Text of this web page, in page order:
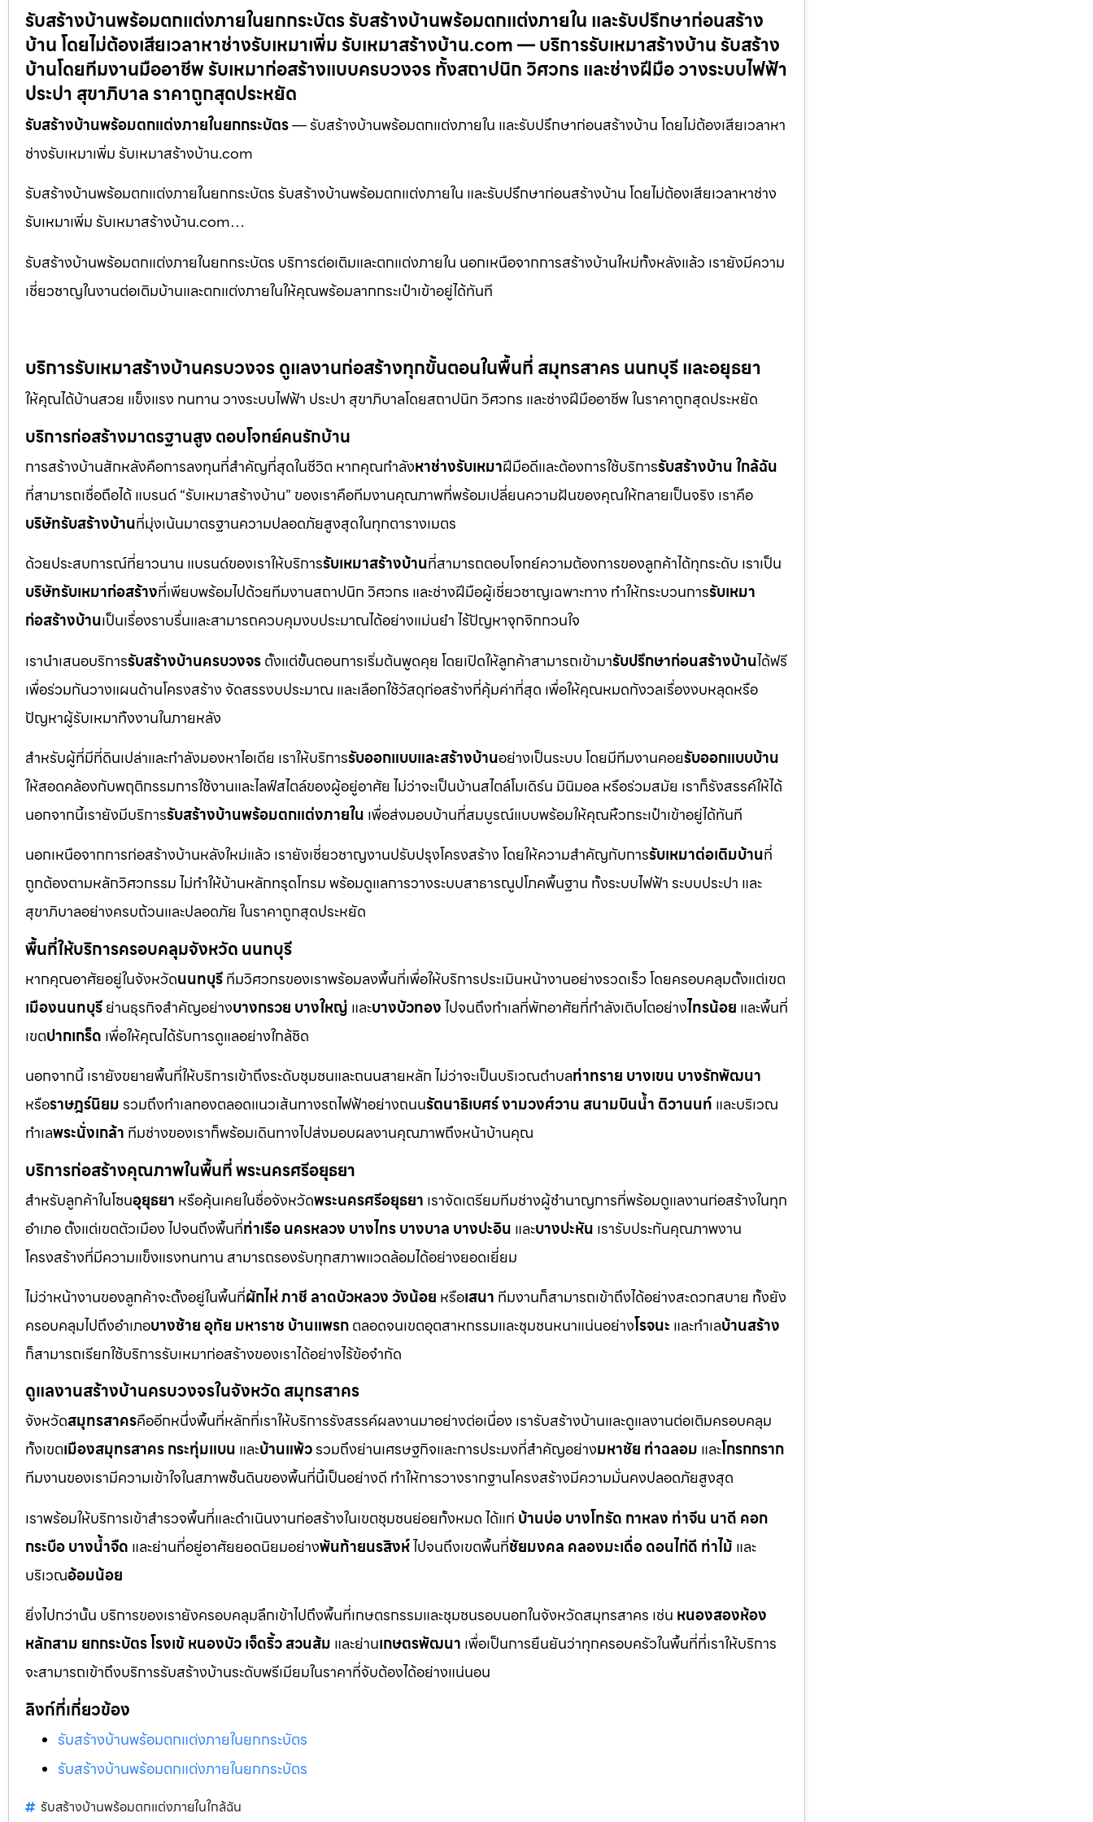
รับสร้างบ้านพร้อมตกแต่งภายในยกกระบัตร รับสร้างบ้านพร้อมตกแต่งภายใน และรับปรึกษาก่อนสร้าง
บ้าน โดยไม่ต้องเสียเวลาหาช่างรับเหมาเพิ่ม รับเหมาสร้างบ้าน.com — บริการรับเหมาสร้างบ้าน รับสร้าง
บ้านโดยทีมงานมืออาชีพ รับเหมาก่อสร้างแบบครบวงจร ทั้งสถาปนิก วิศวกร และช่างฝีมือ วางระบบไฟฟ้า
ประปา สุขาภิบาล ราคาถูกสุดประหยัด
รับสร้างบ้านพร้อมตกแต่งภายในยกกระบัตร— รับสร้างบ้านพร้อมตกแต่งภายใน และรับปรึกษาก่อนสร้างบ้าน โดยไม่ต้องเสียเวลาหา
ช่างรับเหมาเพิ่ม รับเหมาสร้างบ้าน.com
รับสร้างบ้านพร้อมตกแต่งภายในยกกระบัตร รับสร้างบ้านพร้อมตกแต่งภายใน และรับปรึกษาก่อนสร้างบ้าน โดยไม่ต้องเสียเวลาหาช่าง
รับเหมาเพิ่ม รับเหมาสร้างบ้าน.com…
รับสร้างบ้านพร้อมตกแต่งภายในยกกระบัตร บริการต่อเติมและตกแต่งภายใน นอกเหนือจากการสร้างบ้านใหม่ทั้งหลังแล้ว เรายังมีความ
เชี่ยวชาญในงานต่อเติมบ้านและตกแต่งภายในให้คุณพร้อมลากกระเป๋าเข้าอยู่ได้ทันที
บริการรับเหมาสร้างบ้านครบวงจร ดูแลงานก่อสร้างทุกขั้นตอนในพื้นที่ สมุทรสาคร นนทบุรี และอยุธยา
ให้คุณได้บ้านสวย แข็งแรง ทนทาน วางระบบไฟฟ้า ประปา สุขาภิบาลโดยสถาปนิก วิศวกร และช่างฝีมืออาชีพ ในราคาถูกสุดประหยัด
บริการก่อสร้างมาตรฐานสูง ตอบโจทย์คนรักบ้าน
การสร้างบ้านสักหลังคือการลงทุนที่สำคัญที่สุดในชีวิต หากคุณกำลังหาช่างรับเหมาฝีมือดีและต้องการใช้บริการรับสร้างบ้าน ใกล้ฉัน
ที่สามารถเชื่อถือได้ แบรนด์ “รับเหมาสร้างบ้าน” ของเราคือทีมงานคุณภาพที่พร้อมเปลี่ยนความฝันของคุณให้กลายเป็นจริง เราคือ
บริษัทรับสร้างบ้านที่มุ่งเน้นมาตรฐานความปลอดภัยสูงสุดในทุกตารางเมตร
ด้วยประสบการณ์ที่ยาวนาน แบรนด์ของเราให้บริการรับเหมาสร้างบ้านที่สามารถตอบโจทย์ความต้องการของลูกค้าได้ทุกระดับ เราเป็น
บริษัทรับเหมาก่อสร้างที่เพียบพร้อมไปด้วยทีมงานสถาปนิก วิศวกร และช่างฝีมือผู้เชี่ยวชาญเฉพาะทาง ทำให้กระบวนการรับเหมา
ก่อสร้างบ้านเป็นเรื่องราบรื่นและสามารถควบคุมงบประมาณได้อย่างแม่นยำ ไร้ปัญหาจุกจิกกวนใจ
เรานำเสนอบริการรับสร้างบ้านครบวงจรตั้งแต่ขั้นตอนการเริ่มต้นพูดคุย โดยเปิดให้ลูกค้าสามารถเข้ามารับปรึกษาก่อนสร้างบ้านได้ฟรี
เพื่อร่วมกันวางแผนด้านโครงสร้าง จัดสรรงบประมาณ และเลือกใช้วัสดุก่อสร้างที่คุ้มค่าที่สุด เพื่อให้คุณหมดกังวลเรื่องงบหลุดหรือ
ปัญหาผู้รับเหมาทิ้งงานในภายหลัง
สำหรับผู้ที่มีที่ดินเปล่าและกำลังมองหาไอเดีย เราให้บริการรับออกแบบและสร้างบ้านอย่างเป็นระบบ โดยมีทีมงานคอยรับออกแบบบ้าน
ให้สอดคล้องกับพฤติกรรมการใช้งานและไลฟ์สไตล์ของผู้อยู่อาศัย ไม่ว่าจะเป็นบ้านสไตล์โมเดิร์น มินิมอล หรือร่วมสมัย เราก็รังสรรค์ให้ได้
นอกจากนี้เรายังมีบริการรับสร้างบ้านพร้อมตกแต่งภายใน เพื่อส่งมอบบ้านที่สมบูรณ์แบบพร้อมให้คุณหิ้วกระเป๋าเข้าอยู่ได้ทันที
นอกเหนือจากการก่อสร้างบ้านหลังใหม่แล้ว เรายังเชี่ยวชาญงานปรับปรุงโครงสร้าง โดยให้ความสำคัญกับการรับเหมาต่อเติมบ้านที่
ถูกต้องตามหลักวิศวกรรม ไม่ทำให้บ้านหลักทรุดโทรม พร้อมดูแลการวางระบบสาธารณูปโภคพื้นฐาน ทั้งระบบไฟฟ้า ระบบประปา และ
สุขาภิบาลอย่างครบถ้วนและปลอดภัย ในราคาถูกสุดประหยัด
พื้นที่ให้บริการครอบคลุมจังหวัด นนทบุรี
หากคุณอาศัยอยู่ในจังหวัดนนทบุรีทีมวิศวกรของเราพร้อมลงพื้นที่เพื่อให้บริการประเมินหน้างานอย่างรวดเร็ว โดยครอบคลุมตั้งแต่เขต
เมืองนนทบุรีย่านธุรกิจสำคัญอย่างบางกรวย บางใหญ่ และบางบัวทองไปจนถึงทำเลที่พักอาศัยที่กำลังเติบโตอย่างไทรน้อย และพื้นที่
เขตปากเกร็ด เพื่อให้คุณได้รับการดูแลอย่างใกล้ชิด
นอกจากนี้ เรายังขยายพื้นที่ให้บริการเข้าถึงระดับชุมชนและถนนสายหลัก ไม่ว่าจะเป็นบริเวณตำบลท่าทราย บางเขน บางรักพัฒนา
หรือราษฎร์นิยมรวมถึงทำเลทองตลอดแนวเส้นทางรถไฟฟ้าอย่างถนนรัตนาธิเบศร์ งามวงศ์วาน สนามบินน้ำ ติวานนท์ และบริเวณ
ทำเลพระนั่งเกล้า ทีมช่างของเราก็พร้อมเดินทางไปส่งมอบผลงานคุณภาพถึงหน้าบ้านคุณ
บริการก่อสร้างคุณภาพในพื้นที่ พระนครศรีอยุธยา
สำหรับลูกค้าในโซนอุยุธยา หรือคุ้นเคยในชื่อจังหวัดพระนครศรีอยุธยา เราจัดเตรียมทีมช่างผู้ชำนาญการที่พร้อมดูแลงานก่อสร้างในทุก
อำเภอ ตั้งแต่เขตตัวเมือง ไปจนถึงพื้นที่ท่าเรือ นครหลวง บางไทร บางบาล บางปะอิน และบางปะหัน เรารับประกันคุณภาพงาน
โครงสร้างที่มีความแข็งแรงทนทาน สามารถรองรับทุกสภาพแวดล้อมได้อย่างยอดเยี่ยม
ไม่ว่าหน้างานของลูกค้าจะตั้งอยู่ในพื้นที่ผักไห่ ภาชี ลาดบัวหลวง วังน้อย หรือเสนา ทีมงานก็สามารถเข้าถึงได้อย่างสะดวกสบาย ทั้งยัง
ครอบคลุมไปถึงอำเภอบางซ้าย อุทัย มหาราช บ้านแพรกตลอดจนเขตอุตสาหกรรมและชุมชนหนาแน่นอย่างโรจนะ และทำเลบ้านสร้าง
ก็สามารถเรียกใช้บริการรับเหมาก่อสร้างของเราได้อย่างไร้ข้อจำกัด
ดูแลงานสร้างบ้านครบวงจรในจังหวัด สมุทรสาคร
จังหวัดสมุทรสาครคืออีกหนึ่งพื้นที่หลักที่เราให้บริการรังสรรค์ผลงานมาอย่างต่อเนื่อง เรารับสร้างบ้านและดูแลงานต่อเติมครอบคลุม
ทั้งเขตเมืองสมุทรสาคร กระทุ่มแบน และบ้านแพ้วรวมถึงย่านเศรษฐกิจและการประมงที่สำคัญอย่างมหาชัย ท่าฉลอม และโกรกกราก
ทีมงานของเรามีความเข้าใจในสภาพชั้นดินของพื้นที่นี้เป็นอย่างดี ทำให้การวางรากฐานโครงสร้างมีความมั่นคงปลอดภัยสูงสุด
เราพร้อมให้บริการเข้าสำรวจพื้นที่และดำเนินงานก่อสร้างในเขตชุมชนย่อยทั้งหมด ได้แก่ บ้านบ่อ บางโทรัด กาหลง ท่าจีน นาดี คอก
กระบือ บางน้ำจืด และย่านที่อยู่อาศัยยอดนิยมอย่างพันท้ายนรสิงห์ไปจนถึงเขตพื้นที่ชัยมงคล คลองมะเดื่อ ดอนไก่ดี ท่าไม้ และ
บริเวณอ้อมน้อย
ยิ่งไปกว่านั้น บริการของเรายังครอบคลุมลึกเข้าไปถึงพื้นที่เกษตรกรรมและชุมชนรอบนอกในจังหวัดสมุทรสาคร เช่น หนองสองห้อง
หลักสาม ยกกระบัตร โรงเข้ หนองบัว เจ็ดริ้ว สวนส้ม และย่านเกษตรพัฒนา เพื่อเป็นการยืนยันว่าทุกครอบครัวในพื้นที่ที่เราให้บริการ
จะสามารถเข้าถึงบริการรับสร้างบ้านระดับพรีเมียมในราคาที่จับต้องได้อย่างแน่นอน
ลิงก์ที่เกี่ยวข้อง
รับสร้างบ้านพร้อมตกแต่งภายในยกกระบัตร
รับสร้างบ้านพร้อมตกแต่งภายในยกกระบัตร
รับสร้างบ้านพร้อมตกแต่งภายในใกล้ฉัน